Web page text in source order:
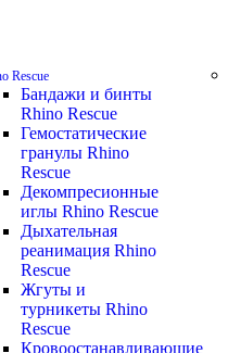
Rescue
Бандажи и бинты
Rhino Rescue
Гемостатические
гранулы Rhino
Rescue
Декомпресионные
иглы Rhino Rescue
Дыхательная
реанимация Rhino
Rescue
Жгуты и
турникеты Rhino
Rescue
Кровоостанавливающие